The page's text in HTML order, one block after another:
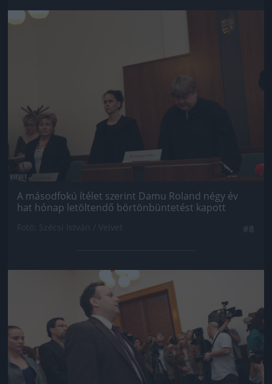
A másodfokú ítélet szerint Damu Roland négy év
hat hónap letöltendő börtönbüntetést kapott
Jön még kép!